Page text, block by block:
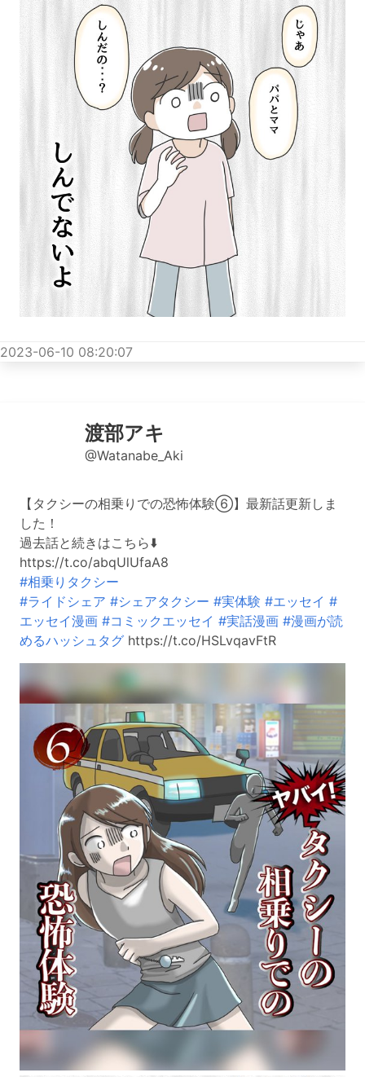
2023-06-10 08:20:07
渡部アキ
@Watanabe_Aki
【タクシーの相乗りでの恐怖体験⑥】最新話更新しま
した！
過去話と続きはこちら⬇️
https://t.co/abqUlUfaA8
#相乗りタクシー
#ライドシェア #シェアタクシー #実体験 #エッセイ #
エッセイ漫画 #コミックエッセイ #実話漫画 #漫画が読
めるハッシュタグ https://t.co/HSLvqavFtR